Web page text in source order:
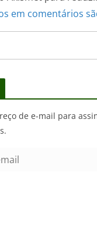
em comentários
de e-mail para